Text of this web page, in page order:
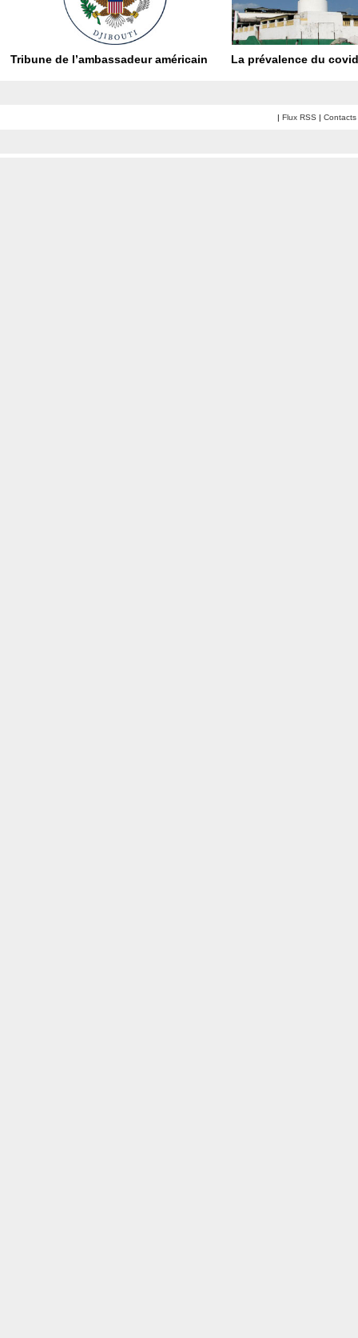
Tribune de l’ambassadeur américain La prévalence du
| Flux RSS | Contacts